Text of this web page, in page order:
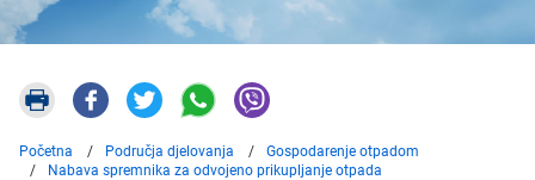
Početna Područja djelovanja
Gospodarenje otpadom
Nabava spremnika za odvojeno prikupljanje otpada